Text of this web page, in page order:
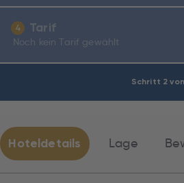
Schritt 2
4 Tarif
Noch kein Tarif gewählt
Hoteldetails Lage